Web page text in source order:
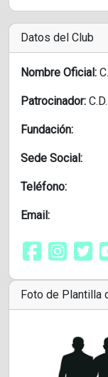
Datos del Club
Nombre Oficial:
Patrocinador:
Fundación:
Sede Social:
Teléfono:
Email:
Foto de Plantilla